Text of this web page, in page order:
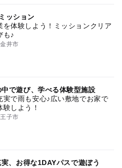
ッション
を体験しよう！ミッションクリア
も♪
井市
中で遊び、学べる体験型施設
実で雨も安心♪広い敷地でお家で
験しよう！
子市
、お得な1DAYパスで遊ぼう